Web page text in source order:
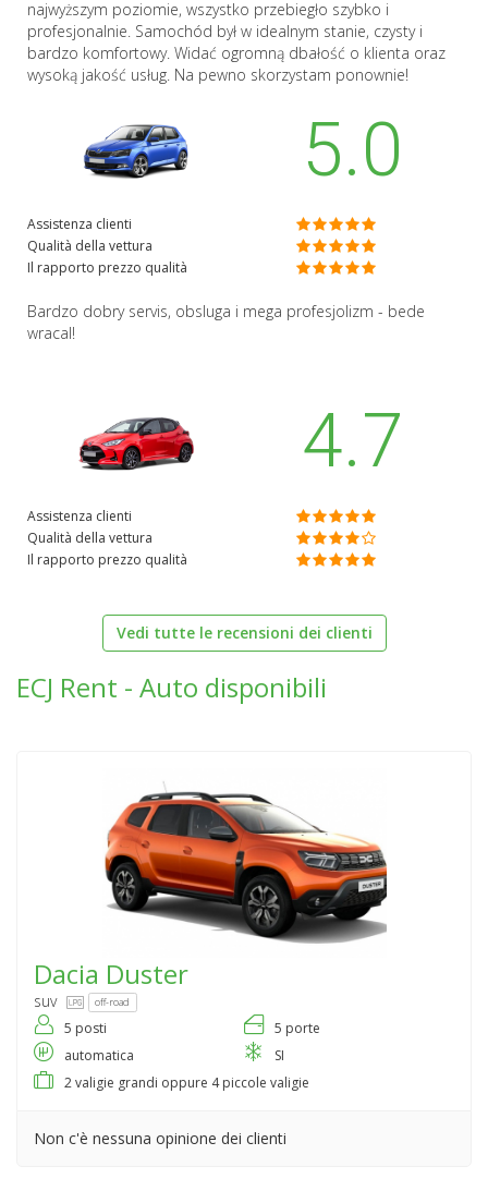
najwyższym poziomie, wszystko przebiegło szybko i
profesjonalnie. Samochód był w idealnym stanie, czysty i
bardzo komfortowy. Widać ogromną dbałość o klienta oraz
wysoką jakość usług. Na pewno skorzystam ponownie!
5.0
Assistenza clienti
Qualità della vettura
Il rapporto prezzo qualità
Bardzo dobry servis, obsluga i mega profesjolizm - bede
wracal!
4.7
Assistenza clienti
Qualità della vettura
Il rapporto prezzo qualità
Vedi tutte le recensioni dei clienti
ECJ Rent - Auto disponibili
Dacia Duster
suv off-road
5 posti
5 porte
automatica
SI
2 valigie grandi oppure 4 piccole valigie
Non c'è nessuna opinione dei clienti